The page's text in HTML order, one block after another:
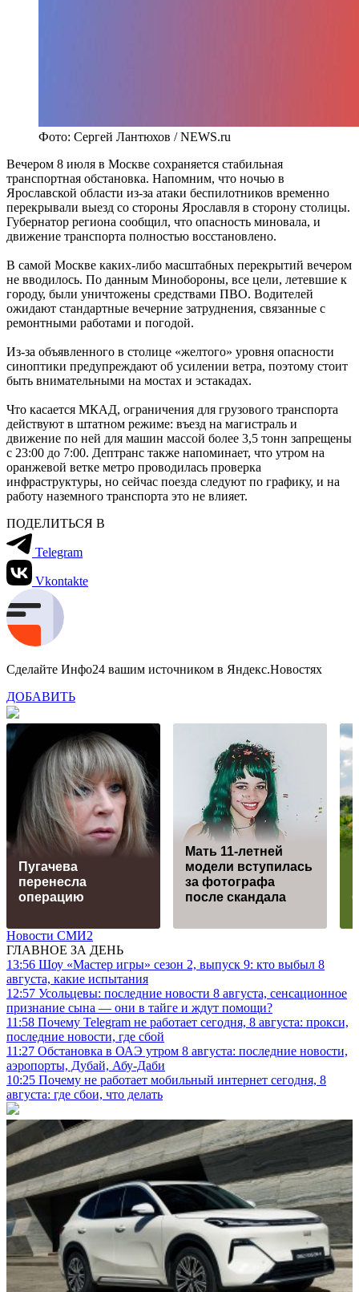
Фото: Сергей Лантюхов / NEWS.ru
Вечером 8 июля в Москве сохраняется стабильная
транспортная обстановка. Напомним, что ночью в
Ярославской области из-за атаки беспилотников временно
перекрывали выезд со стороны Ярославля в сторону столицы.
Губернатор региона сообщил, что опасность миновала, и
движение транспорта полностью восстановлено.
В самой Москве каких-либо масштабных перекрытий вечером
не вводилось. По данным Минобороны, все цели, летевшие к
городу, были уничтожены средствами ПВО. Водителей
ожидают стандартные вечерние затруднения, связанные с
ремонтными работами и погодой.
Из-за объявленного в столице «желтого» уровня опасности
синоптики предупреждают об усилении ветра, поэтому стоит
быть внимательными на мостах и эстакадах.
Что касается МКАД, ограничения для грузового транспорта
действуют в штатном режиме: въезд на магистраль и
движение по ней для машин массой более 3,5 тонн запрещены
с 23:00 до 7:00. Дептранс также напоминает, что утром на
оранжевой ветке метро проводилась проверка
инфраструктуры, но сейчас поезда следуют по графику, и на
работу наземного транспорта это не влияет.
ПОДЕЛИТЬСЯ В
Telegram
Vkontakte
Сделайте Инфо24 вашим источником в Яндекс.Новостях
ДОБАВИТЬ
Пугачева
перенесла
операцию
Мать 11-летней
модели вступилась
за фотографа
после скандала
Новости СМИ2
ГЛАВНОЕ ЗА ДЕНЬ
13:56 Шоу «Мастер игры» сезон 2, выпуск 9: кто выбыл 8
августа, какие испытания
12:57 Усольцевы: последние новости 8 августа, сенсационное
признание сына — они в тайге и ждут помощи?
11:58 Почему Telegram не работает сегодня, 8 августа: прокси,
последние новости, где сбой
11:27 Обстановка в ОАЭ утром 8 августа: последние новости,
аэропорты, Дубай, Абу-Даби
10:25 Почему не работает мобильный интернет сегодня, 8
августа: где сбои, что делать